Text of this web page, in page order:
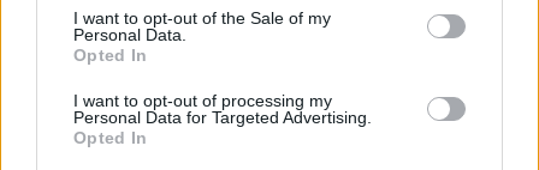
consent section.
I want to opt-out of the Sale of my
Personal Data.
Opted In
I want to opt-out of processing my
Personal Data for Targeted Advertising.
Opted In
Αθήνας–Παρισιού: Νέα
συμφωνία-ορόσημο με την
Απόπειρα εμπρησμού σε